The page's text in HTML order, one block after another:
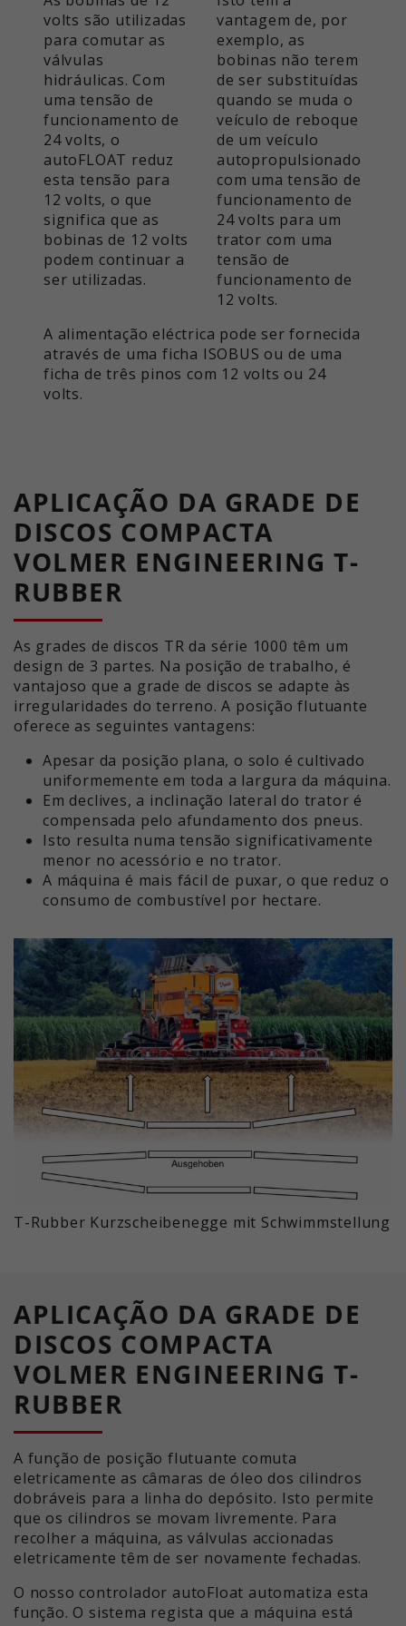
volts são utilizadas
para comutar as
válvulas
hidráulicas. Com
uma tensão de
funcionamento de
24 volts, o
autoFLOAT reduz
esta tensão para
12 volts, o que
significa que as
bobinas de 12 volts
podem continuar a
ser utilizadas.
vantagem de, por
exemplo, as
bobinas não terem
de ser substituídas
quando se muda o
veículo de reboque
de um veículo
autopropulsionado
com uma tensão de
funcionamento de
24 volts para um
trator com uma
tensão de
funcionamento de
12 volts.
A alimentação eléctrica pode ser fornecida
através de uma ficha ISOBUS ou de uma
ficha de três pinos com 12 volts ou 24
volts.
APLICAÇÃO DA GRADE DE
DISCOS COMPACTA
VOLMER ENGINEERING T-
RUBBER
As grades de discos TR da série 1000 têm um
design de 3 partes. Na posição de trabalho, é
vantajoso que a grade de discos se adapte às
irregularidades do terreno. A posição flutuante
oferece as seguintes vantagens:
Apesar da posição plana, o solo é cultivado
uniformemente em toda a largura da máquina.
Em declives, a inclinação lateral do trator é
compensada pelo afundamento dos pneus.
Isto resulta numa tensão significativamente
menor no acessório e no trator.
A máquina é mais fácil de puxar, o que reduz o
consumo de combustível por hectare.
T-Rubber Kurzscheibenegge mit Schwimmstellung
APLICAÇÃO DA GRADE DE
DISCOS COMPACTA
VOLMER ENGINEERING T-
RUBBER
A função de posição flutuante comuta
eletricamente as câmaras de óleo dos cilindros
dobráveis para a linha do depósito. Isto permite
que os cilindros se movam livremente. Para
recolher a máquina, as válvulas accionadas
eletricamente têm de ser novamente fechadas.
O nosso controlador autoFloat automatiza esta
função. O sistema regista que a máquina está
Objetivo
Este valor guarda as suas
definições de consentimento. Entre
outras coisas, um ID gerado
aleatoriamente para o
armazenamento histórico das
definições que efectuou, se o
operador do sítio Web o tiver
definido.
Objetivo
acompanhar a utilização do sítio
Web para o relatório analítico do
sítio Web. Os cookies armazenam
informações de forma anónima e
atribuem um número gerado
aleatoriamente para identificar
visitantes únicos.
Nome _ga_xxxxxxxxxx
Fornecedor Google LLC
Tempo de
2 anos
Objetivo
Utilizado para obter o estado da
sessão.